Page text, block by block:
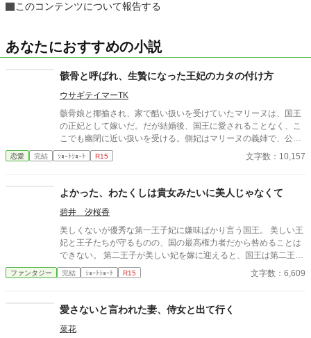
このコンテンツについて報告する
あなたにおすすめの小説
骸骨と呼ばれ、生贄になった王妃のカタの付け方
ウサギテイマーTK
骸骨娘と揶揄され、家で酷い扱いを受けていたマリーヌは、国王
の正妃として嫁いだ。だが結婚後、国王に愛されることなく、こ
こでも幽閉に近い扱いを受ける。側妃はマリーヌの義姉で、公式
行事も側妃が請け負っている。マリーヌに与えられた最後の役割
は、海の神への生贄だった。 注意：地震や津波の描写がありま
恋愛 完結 ｼｮｰﾄｼｮｰﾄ R15 文字数：10,157
よかった、わたくしは貴女みたいに美人じゃなくて
碧井 汐桜香
美しくないが優秀な第一王子妃に嫌味ばかり言う国王。 美しい王
妃と王子たちが守るものの、国の最高権力者だから咎めることは
できない。 第二王子が美しい妃を嫁に迎えると、国王は第二王子
妃を娘のように甘やかし、第二王子妃は第一王子妃を蔑むのだっ
た。
ファンタジー 完結 ｼｮｰﾄｼｮｰﾄ R15 文字数：6,609
愛さないと言われた妻、侍女と出て行く
菜花